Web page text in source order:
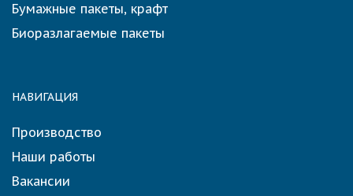
Бумажные пакеты, крафт
Биоразлагаемые пакеты
НАВИГАЦИЯ
Производство
Наши работы
Вакансии